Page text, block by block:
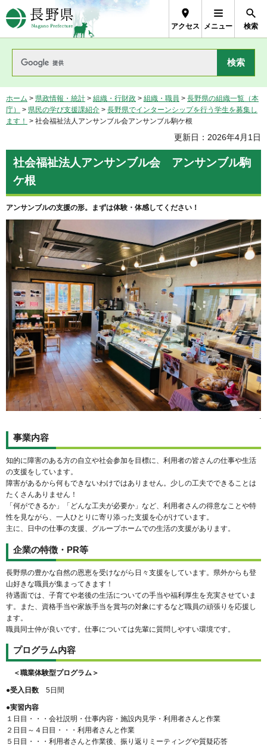
長野県Nagano Prefecture
アクセス メニュー 検索
ホーム > 県政情報・統計 > 組織・行財政 > 組織・職員 > 長野県の組織一覧（本
庁）
> 県民の学び支援課紹介 > 長野県でインターンシップを行う学生を募集し
ます！ > 社会福祉法人アンサンブル会アンサンブル駒ケ根
更新日：2026年4月1日
社会福祉法人アンサンブル会 アンサンブル駒
ケ根
アンサンブルの支援の形。まずは体験・体感してください！
.
事業内容
知的に障害のある方の自立や社会参加を目標に、利用者の皆さんの仕事や生活
の支援をしています。
障害があるから何もできないわけではありません。少しの工夫でできることは
たくさんありません！
「何ができるか」「どんな工夫が必要か」など、利用者さんの得意なことや特
性を見ながら、一人ひとりに寄り添った支援を心がけています。
主に、日中の仕事の支援、グループホームでの生活の支援があります。
企業の特徴・PR等
長野県の豊かな自然の恩恵を受けながら日々支援をしています。県外からも登
山好きな職員が集まってきます！
待遇面では、子育てや老後の生活についての手当や福利厚生を充実させていま
す。また、資格手当や家族手当を賞与の対象にするなど職員の頑張りを応援し
ます。
職員同士仲が良いです。仕事については先輩に質問しやすい環境です。
プログラム内容
＜職業体験型プログラム＞
●受入日数 5日間
●実習内容
１日目・・・会社説明・仕事内容・施設内見学・利用者さんと作業
２日目～４日目・・・利用者さんと作業
５日目・・・利用者さんと作業後、振り返りミーティングや質疑応答